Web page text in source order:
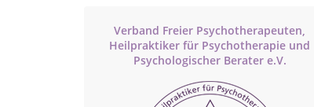
Verband Freier Psychotherapeuten,
Heilpraktiker für Psychotherapie und
Psychologischer Berater e.V.